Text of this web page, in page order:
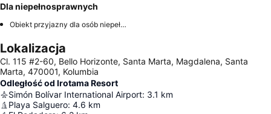
Dla niepełnosprawnych
Obiekt przyjazny dla osób niepełnosprawnych
Lokalizacja
Cl. 115 #2-60, Bello Horizonte, Santa Marta, Magdalena, Santa
Marta, 470001, Kolumbia
Odległość od Irotama Resort
Simón Bolívar International Airport: 3.1 km
Playa Salguero: 4.6 km